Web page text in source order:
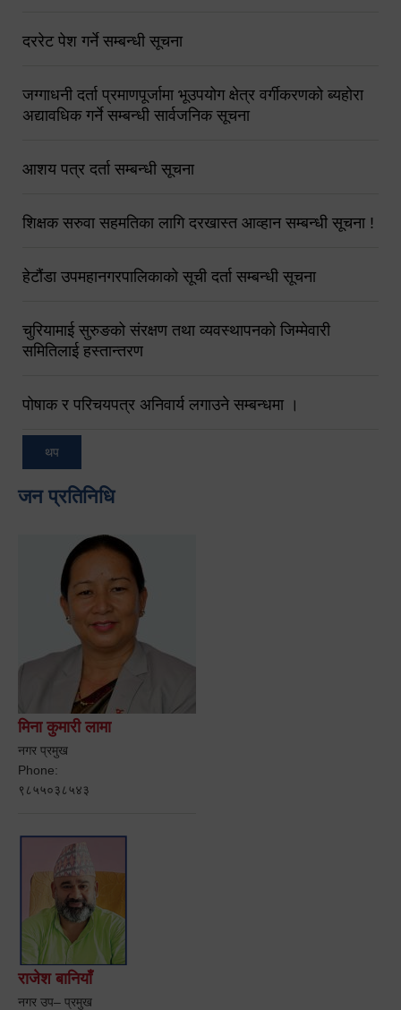
दररेट पेश गर्ने सम्बन्धी सूचना
जग्गाधनी दर्ता प्रमाणपूर्जामा भूउपयोग क्षेत्र वर्गीकरणको ब्यहोरा
अद्यावधिक गर्ने सम्बन्धी सार्वजनिक सूचना
आशय पत्र दर्ता सम्बन्धी सूचना
शिक्षक सरुवा सहमतिका लागि दरखास्त आव्हान सम्बन्धी सूचना !
हेटौंडा उपमहानगरपालिकाको सूची दर्ता सम्बन्धी सूचना
चुरियामाई सुरुङको संरक्षण तथा व्यवस्थापनको जिम्मेवारी
समितिलाई हस्तान्तरण
पोषाक र परिचयपत्र अनिवार्य लगाउने सम्बन्धमा ।
थप
जन प्रतिनिधि
मिना कुमारी लामा
नगर प्रमुख
Phone:
९८५५०३८५४३
राजेश बानियाँ
नगर उप– प्रमुख